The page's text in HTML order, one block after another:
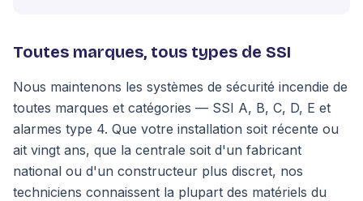
Toutes marques, tous types de SSI
Nous maintenons les systèmes de sécurité incendie de
toutes marques et catégories — SSI A, B, C, D, E et
alarmes type 4. Que votre installation soit récente ou
ait vingt ans, que la centrale soit d'un fabricant
national ou d'un constructeur plus discret, nos
techniciens connaissent la plupart des matériels du